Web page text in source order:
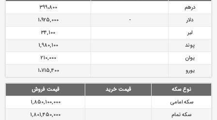
درهم
399،800
دلار
-
1،925,000
لیر
34,100
پوند
1,980,100
یوان
210,000
یورو
1،715,400
نوع سکه قیمت خرید
قیمت فروش
سکه امامی
1,850,100,000
سکه تمام
1,801,450,000